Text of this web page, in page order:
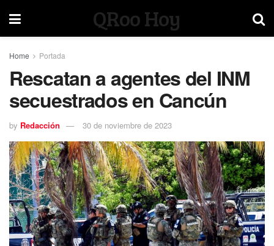
QRoo Hoy
Home Portada
Rescatan a agentes del INM
secuestrados en Cancún
by Redacción 30 de noviembre de 2023